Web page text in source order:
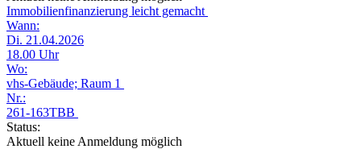
Immobilienfinanzierung leicht gemacht
Wann:
Di. 21.04.2026
18.00 Uhr
Wo:
vhs-Gebäude; Raum 1
Nr.:
261-163TBB
Status:
Aktuell keine Anmeldung möglich